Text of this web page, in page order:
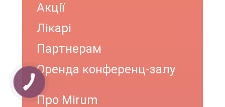
Акції
Лікарі
Партнерам
Оренда конференц-залу
Про Mirum